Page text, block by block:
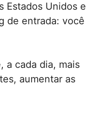
Estados Unidos e
de entrada: você
a cada dia, mais
aumentar as